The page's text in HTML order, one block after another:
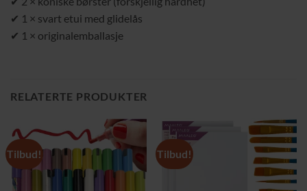
✔ 1 × svart etui med glidelås
✔ 1 × originalemballasje
RELATERTE PRODUKTER
Tilbud! Tilbud!